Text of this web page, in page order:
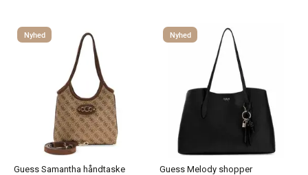
Nyhed
Guess Samantha håndtaske
Nyhed
Guess Melody shopper